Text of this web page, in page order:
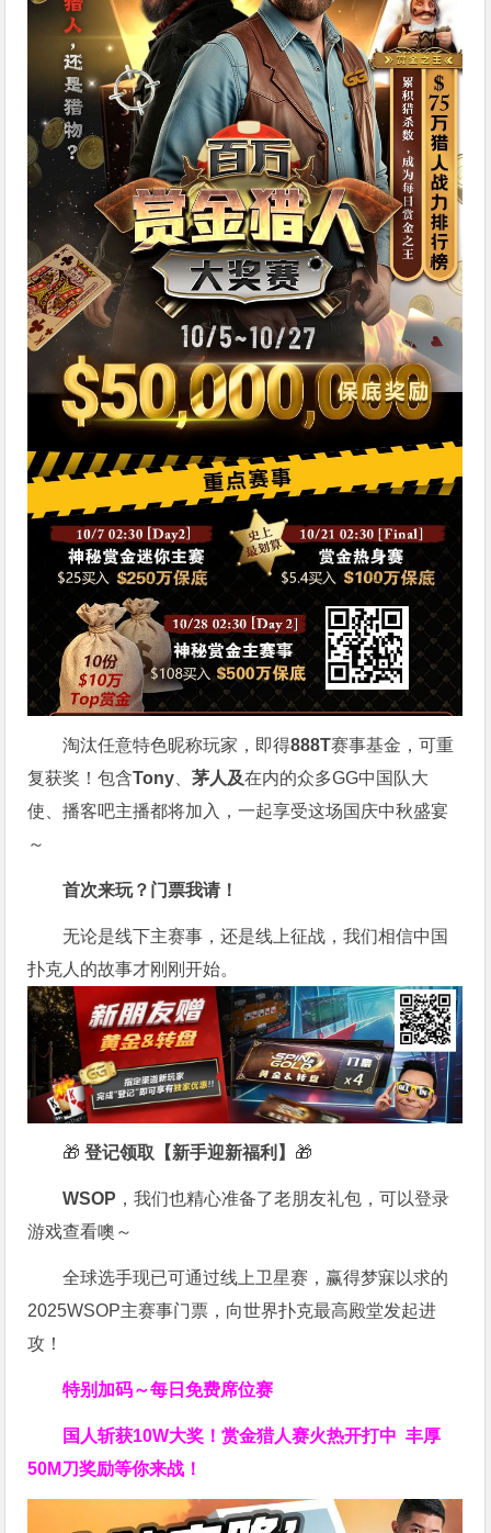
淘汰任意特色昵称玩家，即得888T赛事基金，可重
复获奖！包含Tony、茅人及在内的众多GG中国队大
使、播客吧主播都将加入，一起享受这场国庆中秋盛宴
～
首次来玩？门票我请！
无论是线下主赛事，还是线上征战，我们相信中国
扑克人的故事才刚刚开始。
🎁 登记领取【新手迎新福利】 🎁
WSOP ，我们也精心准备了老朋友礼包，可以登录
游戏查看噢～
全球选手现已可通过线上卫星赛，赢得梦寐以求的
2025WSOP主赛事门票，向世界扑克最高殿堂发起进
攻！
特别加码～每日免费席位赛
国人斩获10W大奖！赏金猎人赛火热开打中 丰厚
50M刀奖励等你来战！